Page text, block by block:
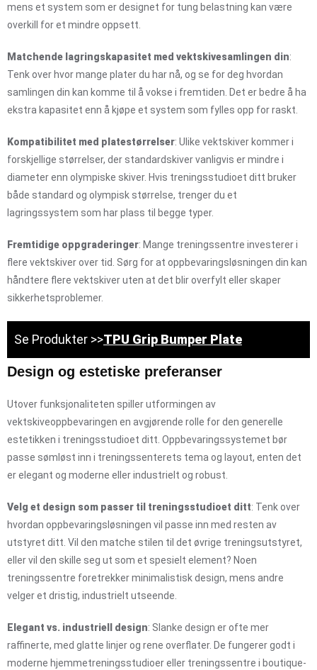
mens et system som er designet for tung belastning kan være
overkill for et mindre oppsett.
Matchende lagringskapasitet med vektskivesamlingen din:
Tenk over hvor mange plater du har nå, og se for deg hvordan
samlingen din kan komme til å vokse i fremtiden. Det er bedre å ha
ekstra kapasitet enn å kjøpe et system som fylles opp for raskt.
Kompatibilitet med platestørrelser: Ulike vektskiver kommer i
forskjellige størrelser, der standardskiver vanligvis er mindre i
diameter enn olympiske skiver. Hvis treningsstudioet ditt bruker
både standard og olympisk størrelse, trenger du et
lagringssystem som har plass til begge typer.
Fremtidige oppgraderinger: Mange treningssentre investerer i
flere vektskiver over tid. Sørg for at oppbevaringsløsningen din kan
håndtere flere vektskiver uten at det blir overfylt eller skaper
sikkerhetsproblemer.
Se Produkter >>TPU Grip Bumper Plate
Design og estetiske preferanser
Utover funksjonaliteten spiller utformingen av
vektskiveoppbevaringen en avgjørende rolle for den generelle
estetikken i treningsstudioet ditt. Oppbevaringssystemet bør
passe sømløst inn i treningssenterets tema og layout, enten det
er elegant og moderne eller industrielt og robust.
Velg et design som passer til treningsstudioet ditt: Tenk over
hvordan oppbevaringsløsningen vil passe inn med resten av
utstyret ditt. Vil den matche stilen til det øvrige treningsutstyret,
eller vil den skille seg ut som et spesielt element? Noen
treningssentre foretrekker minimalistisk design, mens andre
velger et dristig, industrielt utseende.
Elegant vs. industriell design: Slanke design er ofte mer
raffinerte, med glatte linjer og rene overflater. De fungerer godt i
moderne hjemmetreningsstudioer eller treningssentre i boutique-